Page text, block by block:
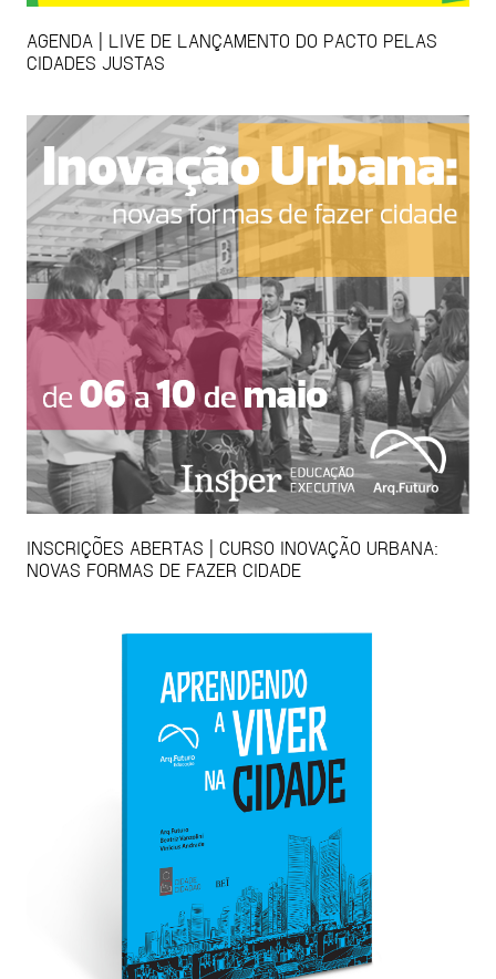
AGENDA | LIVE DE LANÇAMENTO DO PACTO PELAS
CIDADES JUSTAS
INSCRIÇÕES ABERTAS | CURSO INOVAÇÃO URBANA:
NOVAS FORMAS DE FAZER CIDADE